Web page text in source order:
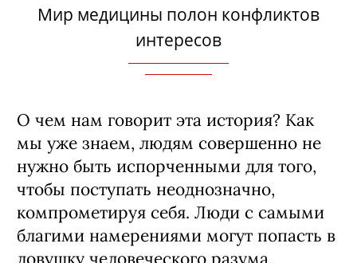
Мир медицины полон конфликтов
интересов
О чем нам говорит эта история? Как
мы уже знаем, людям совершенно не
нужно быть испорченными для того,
чтобы поступать неоднозначно,
компрометируя себя. Люди с самыми
благими намерениями могут попасть в
ловушку человеческого разума,